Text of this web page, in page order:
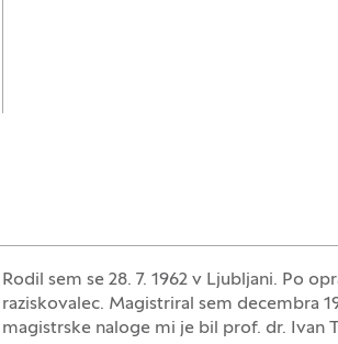
Rodil sem se 28. 7. 1962 v Ljubljani. Po
raziskovalec. Magistriral sem decembra
magistrske naloge mi je bil prof. dr. Ivan